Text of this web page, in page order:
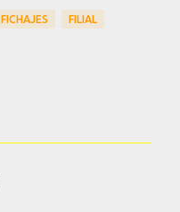
FICHAJES FILIAL